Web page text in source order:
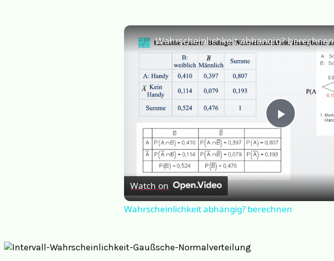
Play
Video
Wahrscheinlichkeit abhängig? berechnen
Watch on
Wahrscheinlichkeit abhängig? berechnen